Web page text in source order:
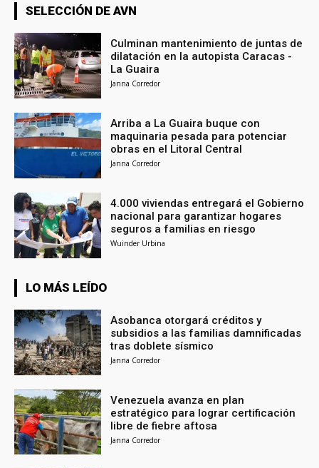
SELECCIÓN DE AVN
Culminan mantenimiento de juntas de
dilatación en la autopista Caracas -
La Guaira
Janna Corredor
Arriba a La Guaira buque con
maquinaria pesada para potenciar
obras en el Litoral Central
Janna Corredor
4.000 viviendas entregará el Gobierno
nacional para garantizar hogares
seguros a familias en riesgo
Wuinder Urbina
LO MÁS LEÍDO
Asobanca otorgará créditos y
subsidios a las familias damnificadas
tras doblete sísmico
Janna Corredor
Venezuela avanza en plan
estratégico para lograr certificación
libre de fiebre aftosa
Janna Corredor